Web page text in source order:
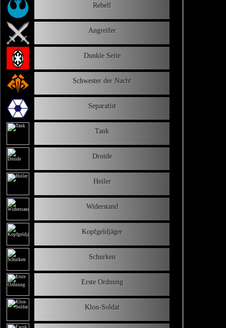
Rebell
Angreifer
Dunkle Seite
Schwester der Nacht
Separatist
Tank
Droide
Heiler
Widerstand
Kopfgeldjäger
Schurken
Erste Ordnung
Klon-Soldat